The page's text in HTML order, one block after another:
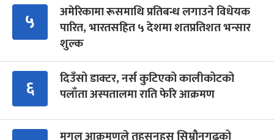
५
अमेरिकामा रूसमाथि प्रतिबन्ध लगाउने विधेयक
पारित, भारतसहित ५ देशमा शतप्रतिशत भन्सार
शुल्क
६
दिउँसो डाक्टर, नर्स कुटिएको कालीकोटको
पलाँता अस्पतालमा राति फेरि आक्रमण